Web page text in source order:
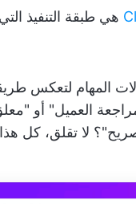
هي طبقة التنفيذ
المهام لتعكس
العميل" أو
لا تقلق، كل